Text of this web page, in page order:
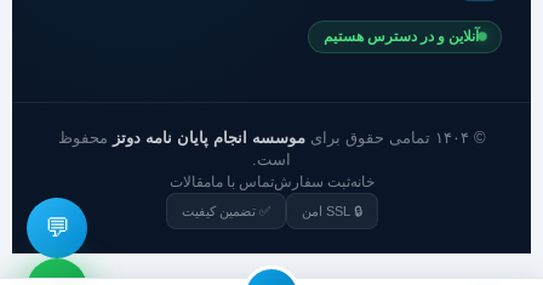
💬
آنلاین و در دسترس هستیم
© ۱۴۰۴ تمامی حقوق برای موسسه انجام پایان نامه دوتز
محفوظ
است.
خانهثبت سفارشتماس با مامقالات
🔒 SSL امن ✅ تضمین کیفیت